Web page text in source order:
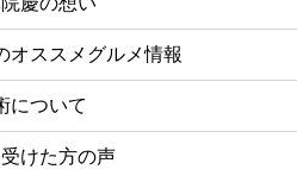
オススメグルメ情報
について
けた方の声